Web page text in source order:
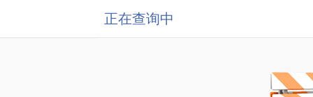
正在查询中